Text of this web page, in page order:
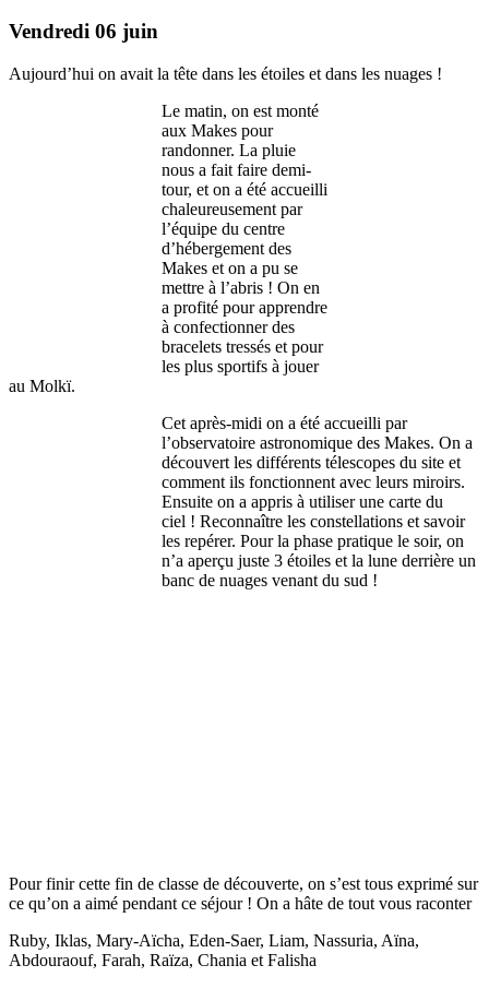
Vendredi 06 juin
Aujourd’hui on avait la tête dans les étoiles et dans les nuages !
Le matin, on est monté
aux Makes pour
randonner. La pluie
nous a fait faire demi-
tour, et on a été accueilli
chaleureusement par
l’équipe du centre
d’hébergement des
Makes et on a pu se
mettre à l’abris ! On en
a profité pour apprendre
à confectionner des
bracelets tressés et pour
les plus sportifs à jouer
au Molkï.
Cet après-midi on a été accueilli par
l’observatoire astronomique des Makes. On a
découvert les différents télescopes du site et
comment ils fonctionnent avec leurs miroirs.
Ensuite on a appris à utiliser une carte du
ciel ! Reconnaître les constellations et savoir
les repérer. Pour la phase pratique le soir, on
n’a aperçu juste 3 étoiles et la lune derrière un
banc de nuages venant du sud !
Pour finir cette fin de classe de découverte, on s’est tous exprimé sur
ce qu’on a aimé pendant ce séjour ! On a hâte de tout vous raconter
Ruby, Iklas, Mary-Aïcha, Eden-Saer, Liam, Nassuria, Aïna,
Abdouraouf, Farah, Raïza, Chania et Falisha